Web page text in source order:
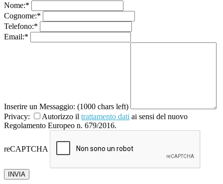
Nome:*
Cognome:*
Telefono:*
Email:*
Inserire un Messaggio: (1000 chars left)
Privacy:
Autorizzo il trattamento dati ai sensi del nuovo
Regolamento Europeo n. 679/2016.
reCAPTCHA
INVIA